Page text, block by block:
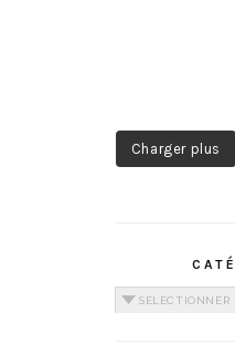
Charger plus
Catégories